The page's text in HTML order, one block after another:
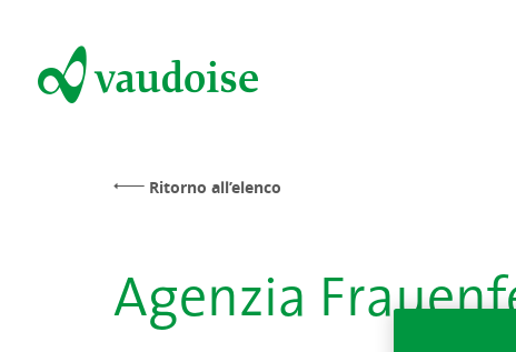
Ritorno all’elenco
Agenzia